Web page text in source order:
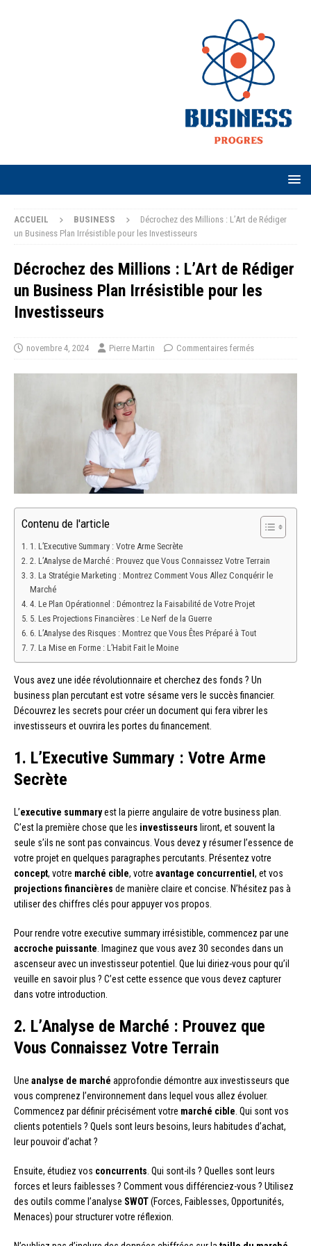
ACCUEIL BUSINESS
Décrochez des Millions : L’Art de Rédiger
un Business Plan Irrésistible pour les Investisseurs
Décrochez des Millions : L’Art de Rédiger
un Business Plan Irrésistible pour les
Investisseurs
novembre 4, 2024 Pierre Martin Commentaires fermés
Contenu de l'article
1. L’Executive Summary : Votre Arme Secrète
2. L’Analyse de Marché : Prouvez que Vous Connaissez Votre Terrain
3. La Stratégie Marketing : Montrez Comment Vous Allez Conquérir le
Marché
4. Le Plan Opérationnel : Démontrez la Faisabilité de Votre Projet
5. Les Projections Financières : Le Nerf de la Guerre
6. L’Analyse des Risques : Montrez que Vous Êtes Préparé à Tout
7. La Mise en Forme : L’Habit Fait le Moine
Vous avez une idée révolutionnaire et cherchez des fonds ? Un
business plan percutant est votre sésame vers le succès financier.
Découvrez les secrets pour créer un document qui fera vibrer les
investisseurs et ouvrira les portes du financement.
1. L’Executive Summary : Votre Arme
Secrète
L’executive summaryest la pierre angulaire de votre business plan.
C’est la première chose que les investisseurs liront, et souvent la
seule s’ils ne sont pas convaincus. Vous devez y résumer l’essence de
votre projet en quelques paragraphes percutants. Présentez votre
concept, votre marché cible, votre avantage concurrentiel , et vos
projections financières de manière claire et concise. N’hésitez pas à
utiliser des chiffres clés pour appuyer vos propos.
Pour rendre votre executive summary irrésistible, commencez par une
accroche puissante . Imaginez que vous avez 30 secondes dans un
ascenseur avec un investisseur potentiel. Que lui diriez-vous pour qu’il
veuille en savoir plus ? C’est cette essence que vous devez capturer
dans votre introduction.
2. L’Analyse de Marché : Prouvez que
Vous Connaissez Votre Terrain
Une analyse de marché approfondie démontre aux investisseurs que
vous comprenez l’environnement dans lequel vous allez évoluer.
Commencez par définir précisément votre marché cible . Qui sont vos
clients potentiels ? Quels sont leurs besoins, leurs habitudes d’achat,
leur pouvoir d’achat ?
Ensuite, étudiez vos concurrents . Qui sont-ils ? Quelles sont leurs
forces et leurs faiblesses ? Comment vous différenciez-vous ? Utilisez
des outils comme l’analyse SWOT(Forces, Faiblesses, Opportunités,
Menaces) pour structurer votre réflexion.